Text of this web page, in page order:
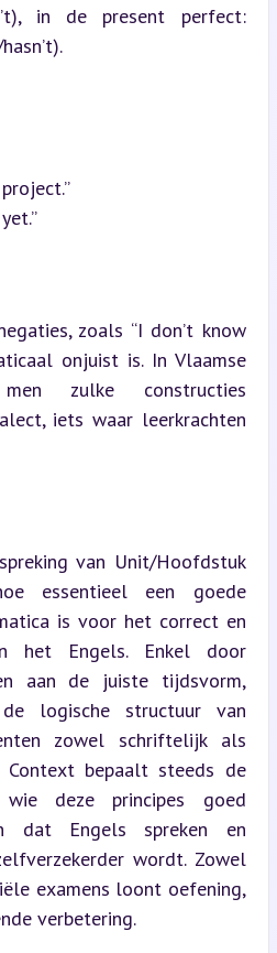
in de present perfect:
zoals “I don’t know
onjuist is. In Vlaamse
zulke constructies
iets waar leerkrachten
van Unit/Hoofdstuk
essentieel een goede
is voor het correct en
het Engels. Enkel door
aan de juiste tijdsvorm,
logische structuur van
zowel schriftelijk als
Context bepaalt steeds de
deze principes goed
dat Engels spreken en
wordt. Zowel
examens loont oefening,
verbetering.